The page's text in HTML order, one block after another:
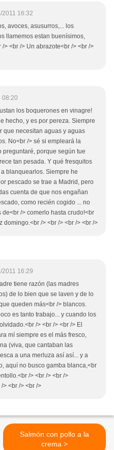
2011 16:32
avoces, asusurros,... los
llamemos estan buenísimos,
/> <br /> Un abrazote<br /> <br />
08:20
los boquerones en vinagre!
hecho, y es por pereza. Siempre
que necesitan aguas y aguas
No<br /> sé si empleará la
preguntaré, porque según tue
tan pesada. Y qué fresquitos
blanquearlos. Siempre he
pescado se trae a Madrid, pero
cuenta de que nos engañan
como recién cogido ... no
de<br /> comerlo hasta crudo!<br
domingo.<br /> <br /> <br /> <br />
2011 16:29
tiene razón (las madres
de lo bien que se laven y de lo
queden más<br /> blancos.
es tanto trabajo... y cuando los
/> <br /> <br /> El
mí siempre es el más fresco,
(viva, que cantaban las
a una merluza así así... y a
aquí no busco gamba blanca,<br
/> <br /> <br />
> <br /> <br />
Salmón con pollo a la
crema >